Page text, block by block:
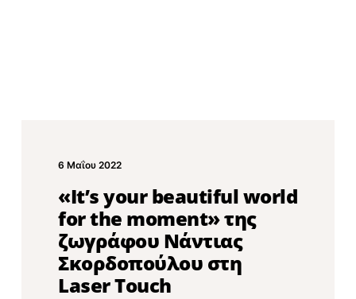
6 Μαΐου 2022
«It’s your beautiful world
for the moment» της
ζωγράφου Νάντιας
Σκορδοπούλου στη
Laser Touch